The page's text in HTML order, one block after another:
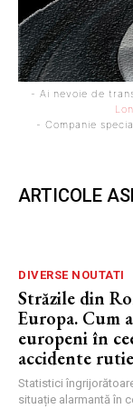
- Ai nevoie de
- Companie
ARTICOLE
DIVERSE NOUTATI
Străzile din
Europa. Cum
europeni în
accidente
Statistici
situație alarmantă în